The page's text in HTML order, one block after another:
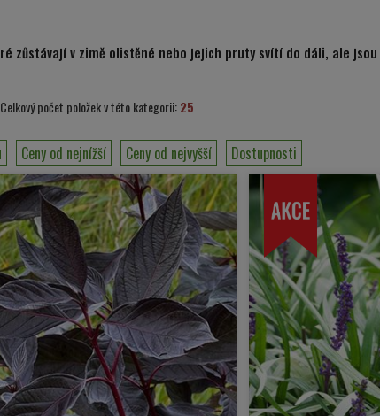
zůstávají v zimě olistěné nebo jejich pruty svítí do dáli, ale
Celkový počet položek v této kategorii:25
Ceny od nejnížší Ceny od nejvyšší Dostupnosti